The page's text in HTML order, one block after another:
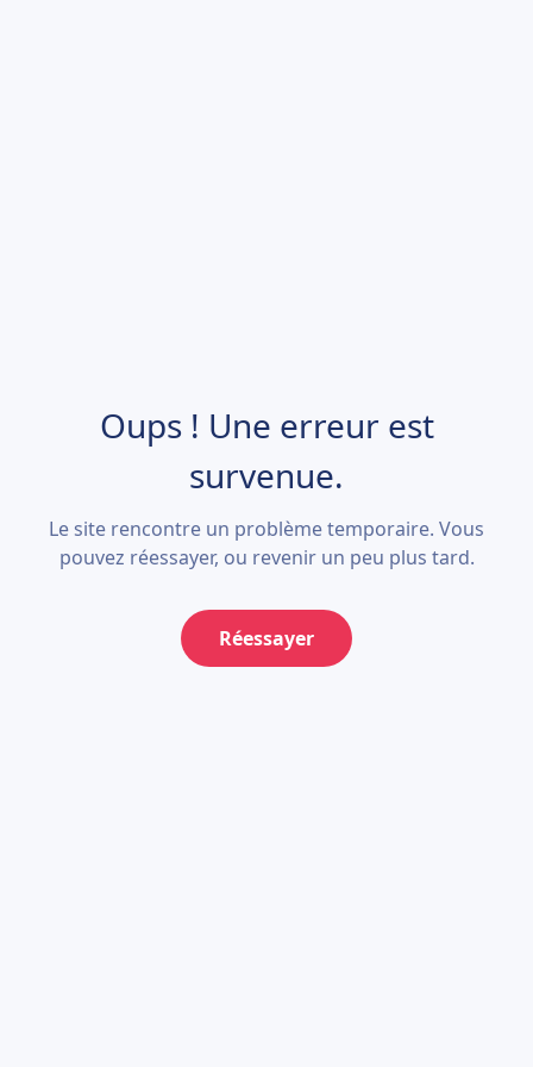
Oups ! Une erreur est
survenue.
Le site rencontre un problème temporaire. Vous
pouvez réessayer, ou revenir un peu plus tard.
Réessayer